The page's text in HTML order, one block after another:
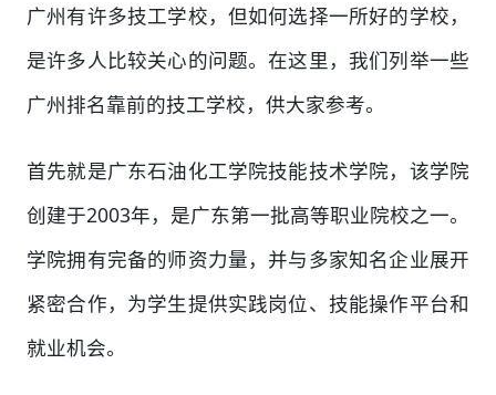
广州有许多技工学校，但如何选择一所好的学校，
是许多人比较关心的问题。在这里，我们列举一些
广州排名靠前的技工学校，供大家参考。
首先就是广东石油化工学院技能技术学院，该学院
创建于2003年，是广东第一批高等职业院校之一。
学院拥有完备的师资力量，并与多家知名企业展开
紧密合作，为学生提供实践岗位、技能操作平台和
就业机会。